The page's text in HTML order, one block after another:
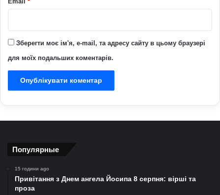
Зберегти моє ім'я, e-mail, та адресу сайту в цьому браузері
для моїх подальших коментарів.
Популярные
15 години ago
Привітання з Днем ангела Йосипа 8 серпня: вірші та
проза